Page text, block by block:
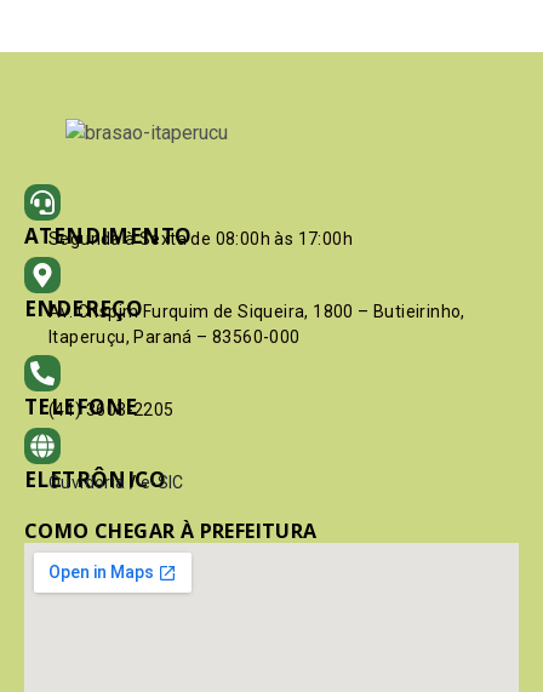
ATENDIMENTO
Segunda à Sexta de 08:00h às 17:00h
ENDEREÇO
Av. Crispim Furquim de Siqueira, 1800 – Butieirinho,
Itaperuçu, Paraná – 83560-000
TELEFONE
(41) 3603-2205
ELETRÔNICO
Ouvidoria / e-SIC
COMO CHEGAR À PREFEITURA